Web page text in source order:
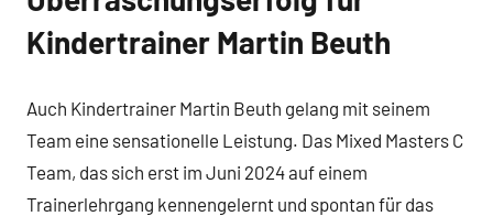
Kindertrainer Martin Beuth
Auch Kindertrainer Martin Beuth gelang mit seinem
Team eine sensationelle Leistung. Das Mixed Masters C
Team, das sich erst im Juni 2024 auf einem
Trainerlehrgang kennengelernt und spontan für das